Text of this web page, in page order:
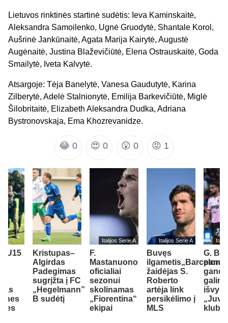
Lietuvos rinktinės startinė sudėtis: Ieva Kaminskaitė,
Aleksandra Samoilenko, Ugnė Gruodytė, Shantale Korol,
Aušrinė Jankūnaitė, Agata Marija Kairytė, Augustė
Augėnaitė, Justina Blaževičiūtė, Elena Ostrauskaitė, Goda
Smailytė, Iveta Kalvytė.
Atsargoje: Tėja Banelytė, Vanesa Gaudutytė, Karina
Zilberytė, Adelė Stalnionytė, Emilija Barkevičiūtė, Miglė
Šilobritaitė, Elizabeth Aleksandra Dudka, Adriana
Bystronovskaja, Ema Khozrevanidze.
😂 0 😍 0 😲 0 😡 1
U15
Kristupas–
Algirdas
Padegimas
sugrįžta į FC
„Hegelmann”
B sudėtį
Italijos Serie A
F.
Mastanuono
oficialiai
sezonui
skolinamas
„Fiorentina“
ekipai
Italijos Serie A
Buvęs
žaidėjas S.
Roberto
artėja link
persikėlimo į
MLS
G.
klubo